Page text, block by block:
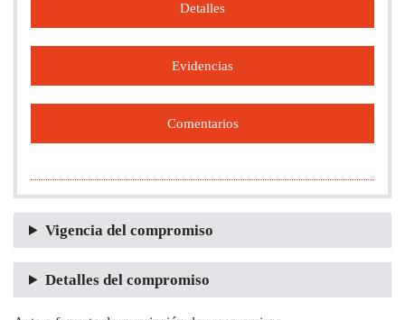
Detalles
Evidencias
Comentarios
Vigencia del compromiso
Detalles del compromiso